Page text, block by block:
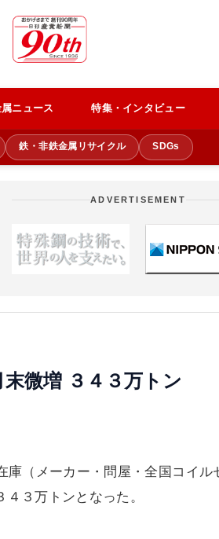
ニュース 特集・インタビュー
鉄・非鉄金属リサイクル SDGs
ADVERTISEMENT
微増 ３４３万トン
（メーカー・問屋・全国コイル
３万トンとなった。